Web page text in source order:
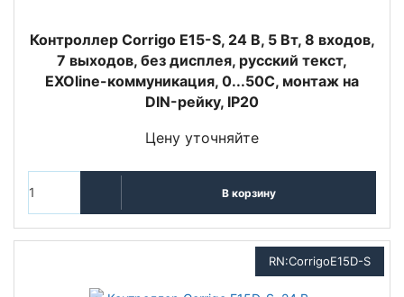
Контроллер Corrigo Е15-S, 24 В, 5 Вт, 8 входов,
7 выходов, без дисплея, русский текст,
EXOline-коммуникация, 0...50С, монтаж на
DIN-рейку, IP20
Цену уточняйте
В корзину
RN:CorrigoЕ15D-S